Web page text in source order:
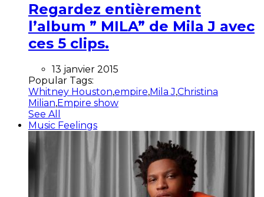
Regardez entièrement
l’album ” MILA” de Mila J avec
ces 5 clips.
13 janvier 2015
Popular Tags:
Whitney Houston,empire,Mila J,Christina
Milian,Empire show
See All
Music Feelings